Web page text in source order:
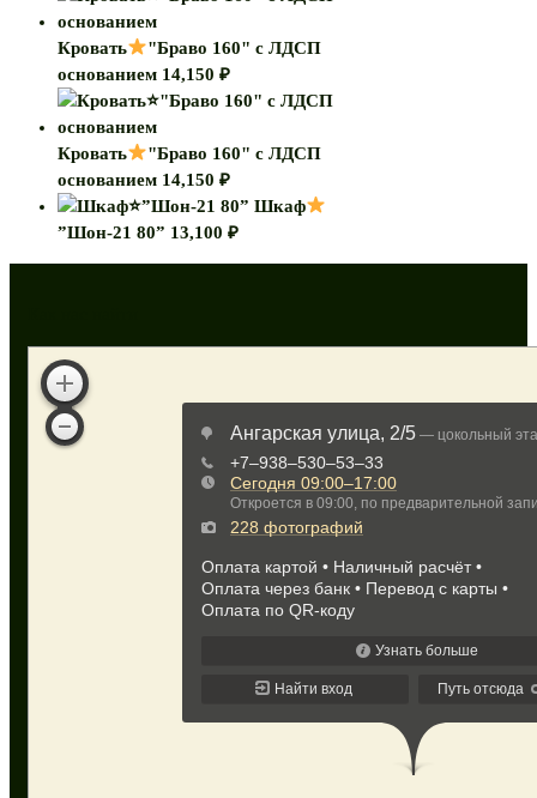
Кровать
"Браво 160" с ЛДСП
основанием 14,150 ₽
Кровать
"Браво 160" с ЛДСП
основанием 14,150 ₽
Шкаф
”Шон-21 80” 13,100 ₽